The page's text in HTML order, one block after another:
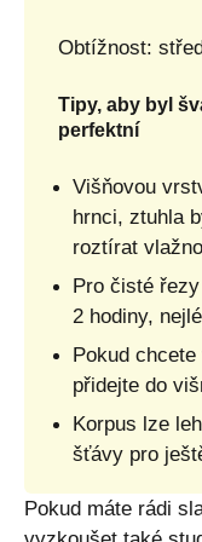
Obtížnost:
Tipy, aby byl
perfektní
Višňovou
hrnci, ztuhla
roztírat
Pro čisté
2 hodiny,
Pokud
přidejte do
Korpus lze
šťávy pro
Pokud máte rádi